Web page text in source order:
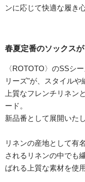
ンに応じて快適な履き
春夏定番のソックス
〈ROTOTO〉のSSシ
リーズ"が、スタイル
上質なフレンチリネン
ード。
新品番として展開いた
リネンの産地として有
されるリネンの中でも
ばれる上質な素材を使用